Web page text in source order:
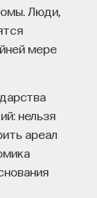
Люди,
мере
нельзя
ареал